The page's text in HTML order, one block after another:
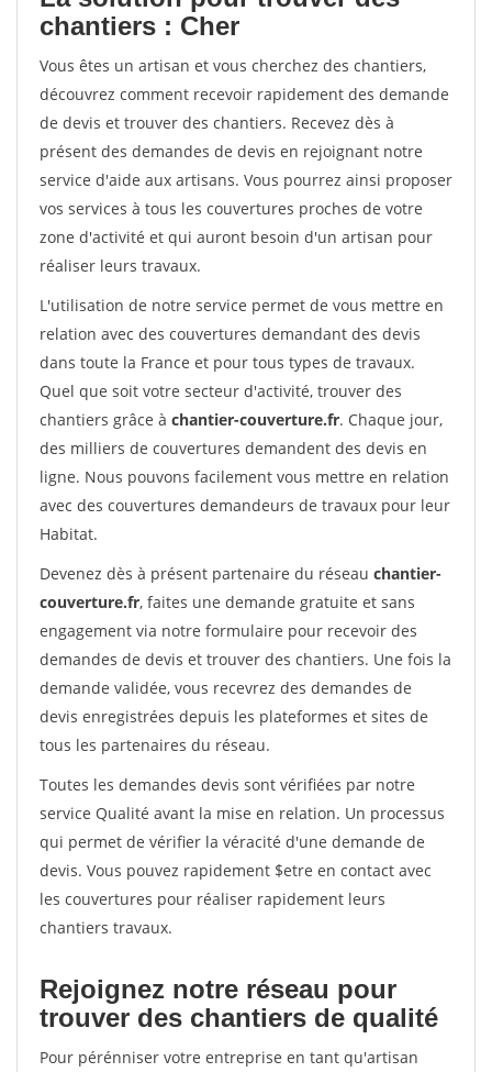
chantiers : Cher
Vous êtes un artisan et vous cherchez des chantiers,
découvrez comment recevoir rapidement des demande
de devis et trouver des chantiers. Recevez dès à
présent des demandes de devis en rejoignant notre
service d'aide aux artisans. Vous pourrez ainsi proposer
vos services à tous les couvertures proches de votre
zone d'activité et qui auront besoin d'un artisan pour
réaliser leurs travaux.
L'utilisation de notre service permet de vous mettre en
relation avec des couvertures demandant des devis
dans toute la France et pour tous types de travaux.
Quel que soit votre secteur d'activité, trouver des
chantiers grâce à chantier-couverture.fr. Chaque jour,
des milliers de couvertures demandent des devis en
ligne. Nous pouvons facilement vous mettre en relation
avec des couvertures demandeurs de travaux pour leur
Habitat.
Devenez dès à présent partenaire du réseau chantier-
couverture.fr, faites une demande gratuite et sans
engagement via notre formulaire pour recevoir des
demandes de devis et trouver des chantiers. Une fois la
demande validée, vous recevrez des demandes de
devis enregistrées depuis les plateformes et sites de
tous les partenaires du réseau.
Toutes les demandes devis sont vérifiées par notre
service Qualité avant la mise en relation. Un processus
qui permet de vérifier la véracité d'une demande de
devis. Vous pouvez rapidement $etre en contact avec
les couvertures pour réaliser rapidement leurs
chantiers travaux.
Rejoignez notre réseau pour
trouver des chantiers de qualité
Pour pérénniser votre entreprise en tant qu'artisan